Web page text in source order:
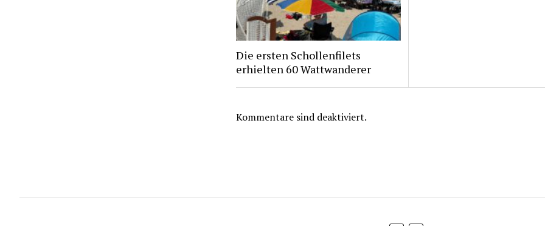
Die ersten Schollenfilets
erhielten 60 Wattwanderer
Kommentare sind deaktiviert.